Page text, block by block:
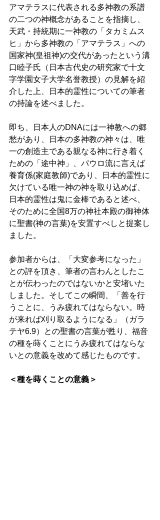
アマテラスに代表される多神教の系譜
の二つの神概念があることを指摘し、
天武・持統期に一神教の「タカミムス
ヒ」から多神教の「アマテラス」への
国家神(皇祖神)の交代があったという溝
口睦子氏（日本古代史の研究家で十文
字学園女子大学名誉教授）の見解を紹
介した上、日本的霊性についての筆者
の持論を述べました。
即ち、日本人のDNAには一神教への郷
愁があり、日本の多神教の神々は、唯
一の創造主である親なる神に行き着く
ための「途中神」、パウロ流に言えば
養育係(家庭教師)であり、日本的霊性に
欠けている唯一神の神を取り込めば、
日本的霊性は鬼に金棒であると述べ、
そのために全国8万の神社本殿の御神体
に聖書(神の言葉)を安置すべしと提案し
ました。
参加者からは、「大変参考になった」
との評を頂き、筆者の言わんとしたこ
とが伝わったのではないかと安堵いた
しました。そしてこの瞬間、「善を行
うことに、うみ疲れてはならない。時
が来れば刈り取るようになる」（ガラ
テヤ6.9）との聖書の言葉が甦り、福音
の種を蒔くことにうみ疲れてはならな
いとの意義を改めて感じたものです。
＜種を蒔くことの意義＞